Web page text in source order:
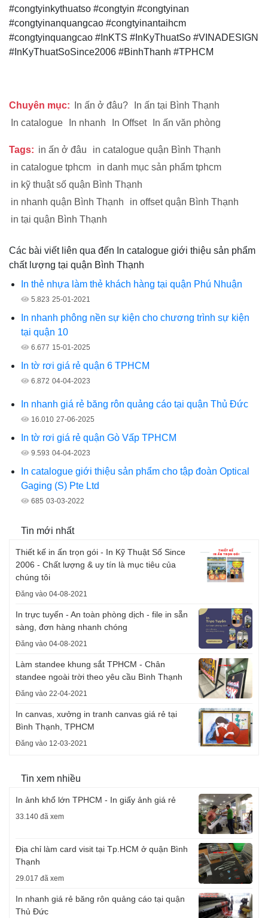
#congtyinkythuatso #congtyin #congtyinan
#congtyinanquangcao #congtyinantaihcm
#congtyinquangcao #InKTS #InKyThuatSo #VINADESIGN
#InKyThuatSoSince2006 #BinhThanh #TPHCM
Chuyên mục: In ấn ở đâu?
In ấn tại Bình Thạnh
In catalogue
In nhanh In Offset In ấn văn phòng
Tags: in ấn ở đâu
in catalogue quận Bình Thạnh
in catalogue tphcm
in danh mục sản phẩm tphcm
in kỹ thuật số quận Bình Thạnh
in nhanh quận Bình Thạnh
in offset quận Bình Thạnh
in tại quận Bình Thạnh
Các bài viết liên qua đến In catalogue giới thiệu sản phẩm
chất lượng tại quận Bình Thạnh
In thẻ nhựa làm thẻ khách hàng tại quận Phú Nhuận
5.823 25-01-2021
In nhanh phông nền sự kiện cho chương trình sự kiện
tại quận 10
6.677 15-01-2025
In tờ rơi giá rẻ quận 6 TPHCM
6.872 04-04-2023
In nhanh giá rẻ băng rôn quảng cáo tại quận Thủ Đức
16.010 27-06-2025
In tờ rơi giá rẻ quận Gò Vấp TPHCM
9.593 04-04-2023
In catalogue giới thiệu sản phẩm cho tập đoàn Optical
Gaging (S) Pte Ltd
685 03-03-2022
Tin mới nhất
Thiết kế in ấn trọn gói - In Kỹ Thuật Số Since
2006 - Chất lượng & uy tín là mục tiêu của
chúng tôi
Đăng vào 04-08-2021
In trực tuyến - An toàn phòng dịch - file in sẵn
sàng, đơn hàng nhanh chóng
Đăng vào 04-08-2021
Làm standee khung sắt TPHCM - Chân
standee ngoài trời theo yêu cầu Bình Thạnh
Đăng vào 22-04-2021
In canvas, xưởng in tranh canvas giá rẻ tại
Bình Thạnh, TPHCM
Đăng vào 12-03-2021
Tin xem nhiều
In ảnh khổ lớn TPHCM - In giấy ảnh giá rẻ
33.140 đã xem
Địa chỉ làm card visit tại Tp.HCM ở quận Bình
Thạnh
29.017 đã xem
In nhanh giá rẻ băng rôn quảng cáo tại quận
Thủ Đức